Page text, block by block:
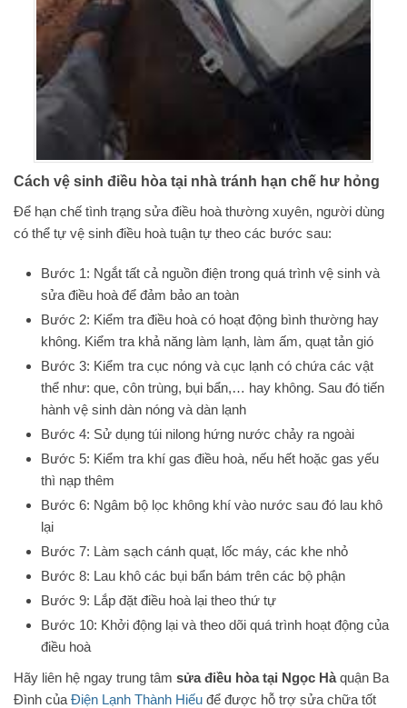
Cách vệ sinh điều hòa tại nhà tránh hạn chế hư hỏng
Để hạn chế tình trạng sửa điều hoà thường xuyên, người dùng
có thể tự vệ sinh điều hoà tuận tự theo các bước sau:
Bước 1: Ngắt tất cả nguồn điện trong quá trình vệ sinh và
sửa điều hoà để đảm bảo an toàn
Bước 2: Kiểm tra điều hoà có hoạt động bình thường hay
không. Kiểm tra khả năng làm lạnh, làm ấm, quạt tản gió
Bước 3: Kiểm tra cục nóng và cục lạnh có chứa các vật
thể như: que, côn trùng, bụi bẩn,… hay không. Sau đó tiến
hành vệ sinh dàn nóng và dàn lạnh
Bước 4: Sử dụng túi nilong hứng nước chảy ra ngoài
Bước 5: Kiểm tra khí gas điều hoà, nếu hết hoặc gas yếu
thì nạp thêm
Bước 6: Ngâm bộ lọc không khí vào nước sau đó lau khô
lại
Bước 7: Làm sạch cánh quạt, lốc máy, các khe nhỏ
Bước 8: Lau khô các bụi bẩn bám trên các bộ phận
Bước 9: Lắp đặt điều hoà lại theo thứ tự
Bước 10: Khởi động lại và theo dõi quá trình hoạt động của
điều hoà
Hãy liên hệ ngay trung tâm sửa điều hòa tại Ngọc Hàquận Ba
Đình của Điện Lạnh Thành Hiếu để được hỗ trợ sửa chữa tốt